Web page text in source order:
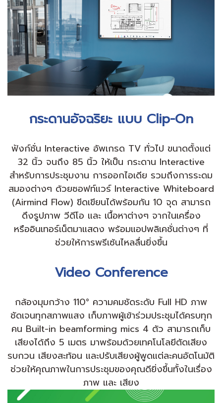
กระดานอัจฉริยะ แบบ Clip-On
ฟังก์ชั่น Interactive อัพเกรด TV ทั่วไป ขนาดตั้งแต่
32 นิ้ว จนถึง 85 นิ้ว ให้เป็น กระดาน Interactive
สำหรับการประชุมงาน การออกไอเดีย รวมถึงการระดม
สมองต่างๆ ด้วยซอฟท์แวร์ Interactive Whiteboard
(Airmind Flow) ขีดเขียนได้พร้อมกัน 10 จุด สามารถ
ดึงรูปภาพ วีดีโอ และ เนื้อหาต่างๆ จากในเครื่อง
หรืออินเทอร์เน็ตมาแสดง พร้อมแอปพลิเคชั่นต่างๆ ที่
ช่วยให้การพรีเซ้นไหลลื่นยิ่งขึ้น
Video Conference
กล้องมุมกว้าง 110° ความคมชัดระดับ Full HD ภาพ
ชัดเจนทุกสภาพแสง เก็บภาพผู้เข้าร่วมประชุมได้ครบทุก
คน Built-in beamforming mics 4 ตัว สามารถเก็บ
เสียงได้ถึง 5 เมตร มาพร้อมด้วยเทคโนโลยีตัดเสียง
รบกวน เสียงสะท้อน และปรับเสียงผู้พูดแต่ละคนอัตโนมัติ
ช่วยให้คุณภาพในการประชุมของคุณดียิ่งขึ้นทั้งในเรื่อง
ภาพ และ เสียง